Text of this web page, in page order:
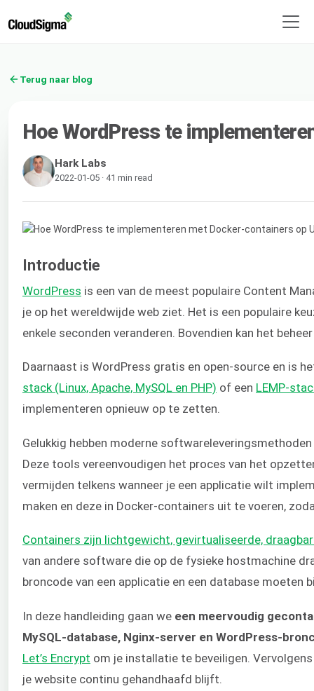
Terug naar blog
Hoe WordPress te
Hark Labs
2022-01-05 · 41 min read
Introductie
WordPress is een van de meest populaire Content
je op het wereldwijde web ziet. Het is een populaire
enkele seconden veranderen. Bovendien kan het
Daarnaast is WordPress gratis en open-source en is
stack (Linux, Apache, MySQL en PHP) of een LEMP-
implementeren opnieuw op te zetten.
Gelukkig hebben moderne
Deze tools vereenvoudigen het proces van het
vermijden telkens wanneer je een applicatie wilt
maken en deze in Docker-containers uit te voeren,
Containers zijn lichtgewicht, gevirtualiseerde,
van andere software die op de fysieke hostmachine
broncode van een applicatie en een database moeten
In deze handleiding gaan we een meervoudig
MySQL-database, Nginx-server en WordPress-
Let’s Encrypt om je installatie te beveiligen.
je website continu gehandhaafd blijft.